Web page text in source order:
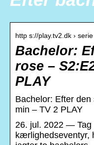
http s://play.tv2.dk ›
Bachelor:
rose –
PLAY
Bachelor: Efter den
min – TV 2 PLAY
26. jul. 2022 — Tag
kærlighedseventyr,